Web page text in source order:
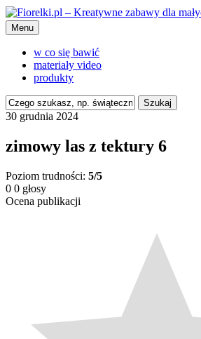
Menu
w co się bawić
materiały video
produkty
Szukaj
30 grudnia 2024
zimowy las z tektury 6
Poziom trudności: 5/5
0 0 głosy
Ocena publikacji